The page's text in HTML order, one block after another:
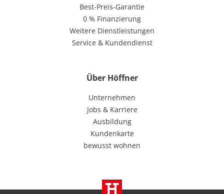
Best-Preis-Garantie
0 % Finanzierung
Weitere Dienstleistungen
Service & Kundendienst
Über Höffner
Unternehmen
Jobs & Karriere
Ausbildung
Kundenkarte
bewusst wohnen